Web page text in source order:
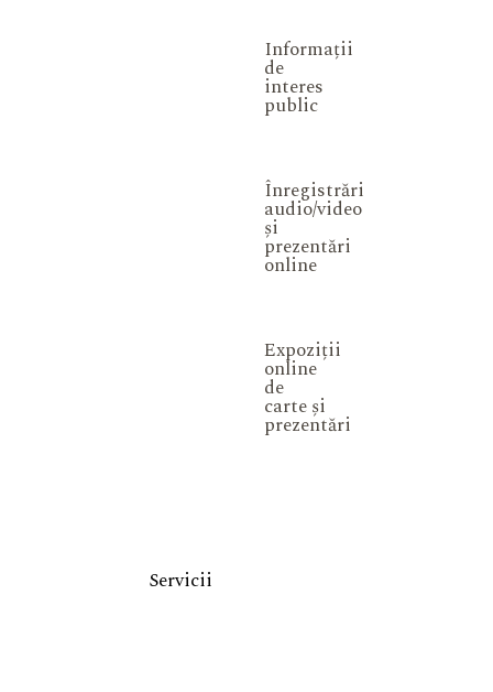
Informații
de
interes
public
Înregistrări
audio/video
și
prezentări
online
Expoziții
online
de
carte și
prezentări
Servicii